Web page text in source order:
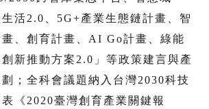
活2.0、5G+產業生態鏈計畫、智
、創育計畫、AI Go計畫、綠能
新推動方案2.0」等政策建言與產
；全科會議題納入台灣2030科技
《2020臺灣創育產業關鍵報